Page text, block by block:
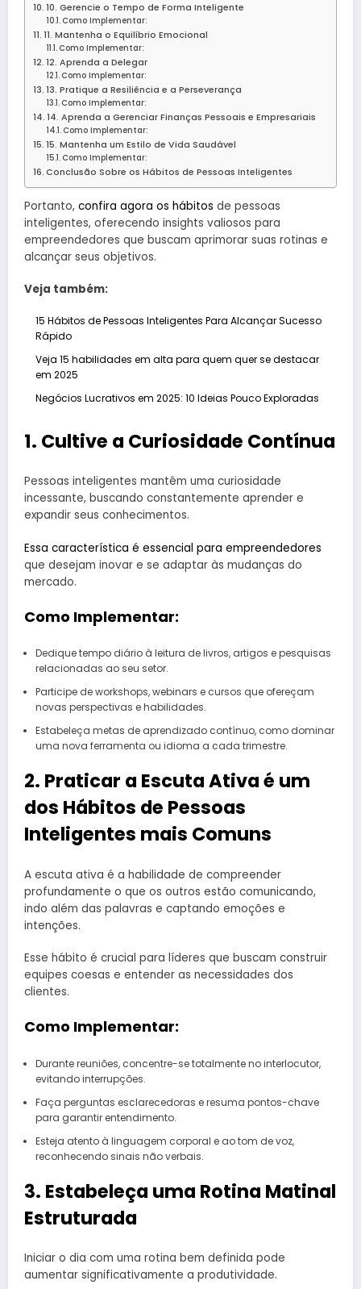
10. Gerencie o Tempo de Forma Inteligente
Como Implementar:
11. Mantenha o Equilíbrio Emocional
Como Implementar:
12. Aprenda a Delegar
Como Implementar:
13. Pratique a Resiliência e a Perseverança
Como Implementar:
14. Aprenda a Gerenciar Finanças Pessoais e Empresariais
Como Implementar:
15. Mantenha um Estilo de Vida Saudável
Como Implementar:
Conclusão Sobre os Hábitos de Pessoas Inteligentes
Portanto, confira agora os hábitos de pessoas
inteligentes, oferecendo insights valiosos para
empreendedores que buscam aprimorar suas rotinas e
alcançar seus objetivos.
Veja também:
15 Hábitos de Pessoas Inteligentes Para Alcançar Sucesso
Rápido
Veja 15 habilidades em alta para quem quer se destacar
em 2025
Negócios Lucrativos em 2025: 10 Ideias Pouco Exploradas
1. Cultive a Curiosidade Contínua
Pessoas inteligentes mantêm uma curiosidade
incessante, buscando constantemente aprender e
expandir seus conhecimentos.
Essa característica é essencial para empreendedores
que desejam inovar e se adaptar às mudanças do
mercado.
Como Implementar:
Dedique tempo diário à leitura de livros, artigos e pesquisas
relacionadas ao seu setor.
Participe de workshops, webinars e cursos que ofereçam
novas perspectivas e habilidades.
Estabeleça metas de aprendizado contínuo, como dominar
uma nova ferramenta ou idioma a cada trimestre.
2. Praticar a Escuta Ativa é um
dos Hábitos de Pessoas
Inteligentes mais Comuns
A escuta ativa é a habilidade de compreender
profundamente o que os outros estão comunicando,
indo além das palavras e captando emoções e
intenções.
Esse hábito é crucial para líderes que buscam construir
equipes coesas e entender as necessidades dos
clientes.
Como Implementar:
Durante reuniões, concentre-se totalmente no interlocutor,
evitando interrupções.
Faça perguntas esclarecedoras e resuma pontos-chave
para garantir entendimento.
Esteja atento à linguagem corporal e ao tom de voz,
reconhecendo sinais não verbais.
3. Estabeleça uma Rotina Matinal
Estruturada
Iniciar o dia com uma rotina bem definida pode
aumentar significativamente a produtividade.